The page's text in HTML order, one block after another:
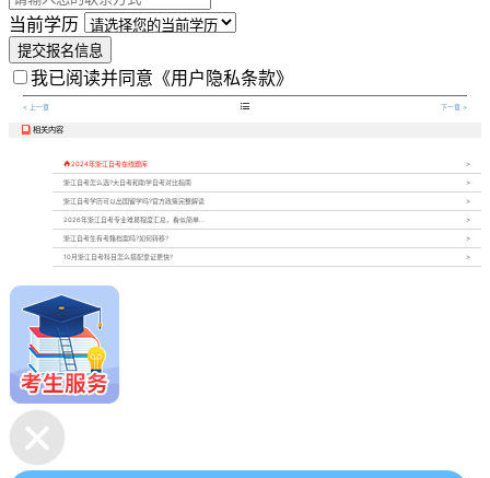
当前学历
提交报名信息
我已阅读并同意 《用户隐私条款》
< 上一章  下一章 >
相关内容
2024年浙江自考在线题库
浙江自考怎么选?大自考和助学自考对比指南
浙江自考学历可以出国留学吗?官方政策完整解读
2026年浙江自考专业难易程度汇总，看似简单...
浙江自考生有考籍档案吗?如何转移?
10月浙江自考科目怎么搭配拿证更快?